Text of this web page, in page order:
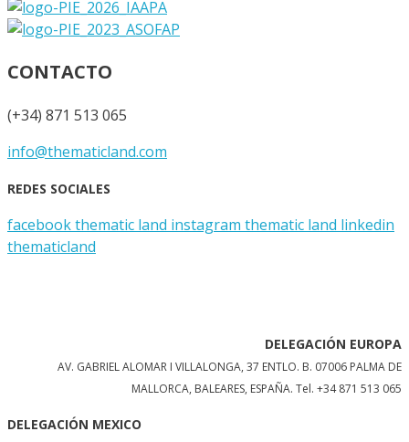
CONTACTO
(+34) 871 513 065
info@thematicland.com
REDES SOCIALES
facebook thematic land instagram thematic land linkedin
thematicland
DELEGACIÓN EUROPA
AV. GABRIEL ALOMAR I VILLALONGA, 37 ENTLO. B. 07006 PALMA DE
MALLORCA, BALEARES, ESPAÑA. Tel. +34 871 513 065
DELEGACIÓN MEXICO